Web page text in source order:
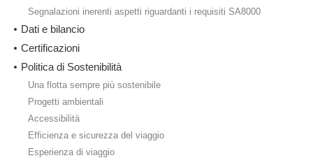
Segnalazioni inerenti aspetti riguardanti i requisiti SA8000
Dati e bilancio
Certificazioni
Politica di Sostenibilità
Una flotta sempre più sostenibile
Progetti ambientali
Accessibilità
Efficienza e sicurezza del viaggio
Esperienza di viaggio